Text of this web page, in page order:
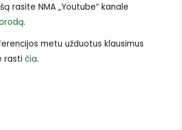
rasite NMA „Youtube“ kanale
.
metu užduotus klausimus
rasti čia.